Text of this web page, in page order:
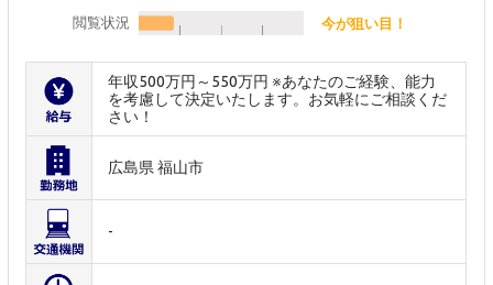
閲覧状況 今が狙い目！
年収500万円～550万円 ※あなたのご経験、能力
を考慮して決定いたします。お気軽にご相談くだ
さい！
広島県 福山市
-